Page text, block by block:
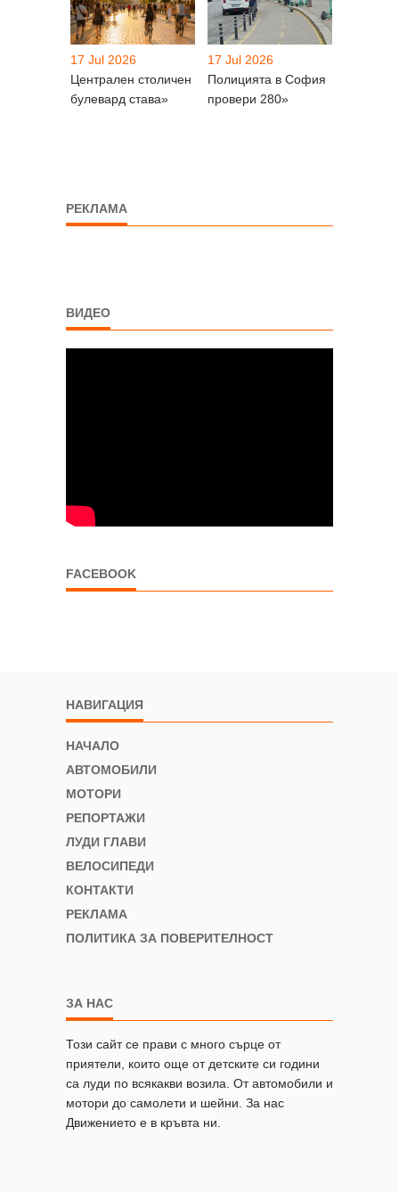
17 Jul 2026
Централен столичен
булевард става»
17 Jul 2026
Полицията в София
провери 280»
РЕКЛАМА
ВИДЕО
FACEBOOK
НАВИГАЦИЯ
НАЧАЛО
АВТОМОБИЛИ
МОТОРИ
РЕПОРТАЖИ
ЛУДИ ГЛАВИ
ВЕЛОСИПЕДИ
КОНТАКТИ
РЕКЛАМА
ПОЛИТИКА ЗА ПОВЕРИТЕЛНОСТ
ЗА НАС
Този сайт се прави с много сърце от
приятели, които още от детските си години
са луди по всякакви возила. От автомобили и
мотори до самолети и шейни. За нас
Движението е в кръвта ни.